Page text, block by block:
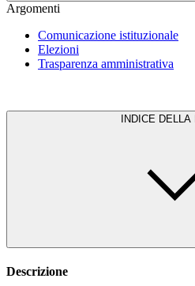
Argomenti
Comunicazione istituzionale
Elezioni
Trasparenza amministrativa
INDICE
Descrizione